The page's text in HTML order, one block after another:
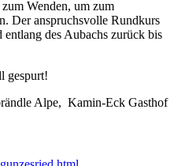
Wenden, um zum
Der anspruchsvolle Rundkurs
des Aubachs zurück bis
gespurt!
Alpe, Kamin-Eck Gasthof